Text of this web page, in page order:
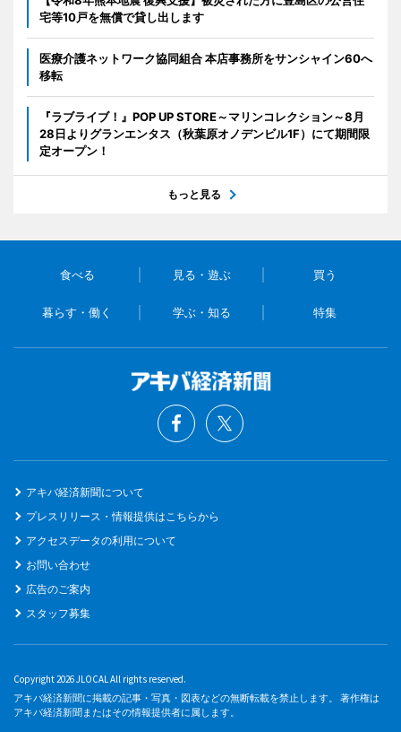
宅等10戸を無償で貸し出します
医療介護ネットワーク協同組合 本店事務所をサンシャイン60へ
移転
『ラブライブ！』POP UP STORE～マリンコレクション～8月
28日よりグランエンタス（秋葉原オノデンビル1F）にて期間限
定オープン！
もっと見る
食べる 見る・遊ぶ 買う
暮らす・働く 学ぶ・知る 特集
アキバ経済新聞について
プレスリリース・情報提供はこちらから
アクセスデータの利用について
お問い合わせ
広告のご案内
スタッフ募集
Copyright 2026 JLOCAL All rights reserved.
アキバ経済新聞に掲載の記事・写真・図表などの無断転載を禁止します。 著作権は
アキバ経済新聞またはその情報提供者に属します。